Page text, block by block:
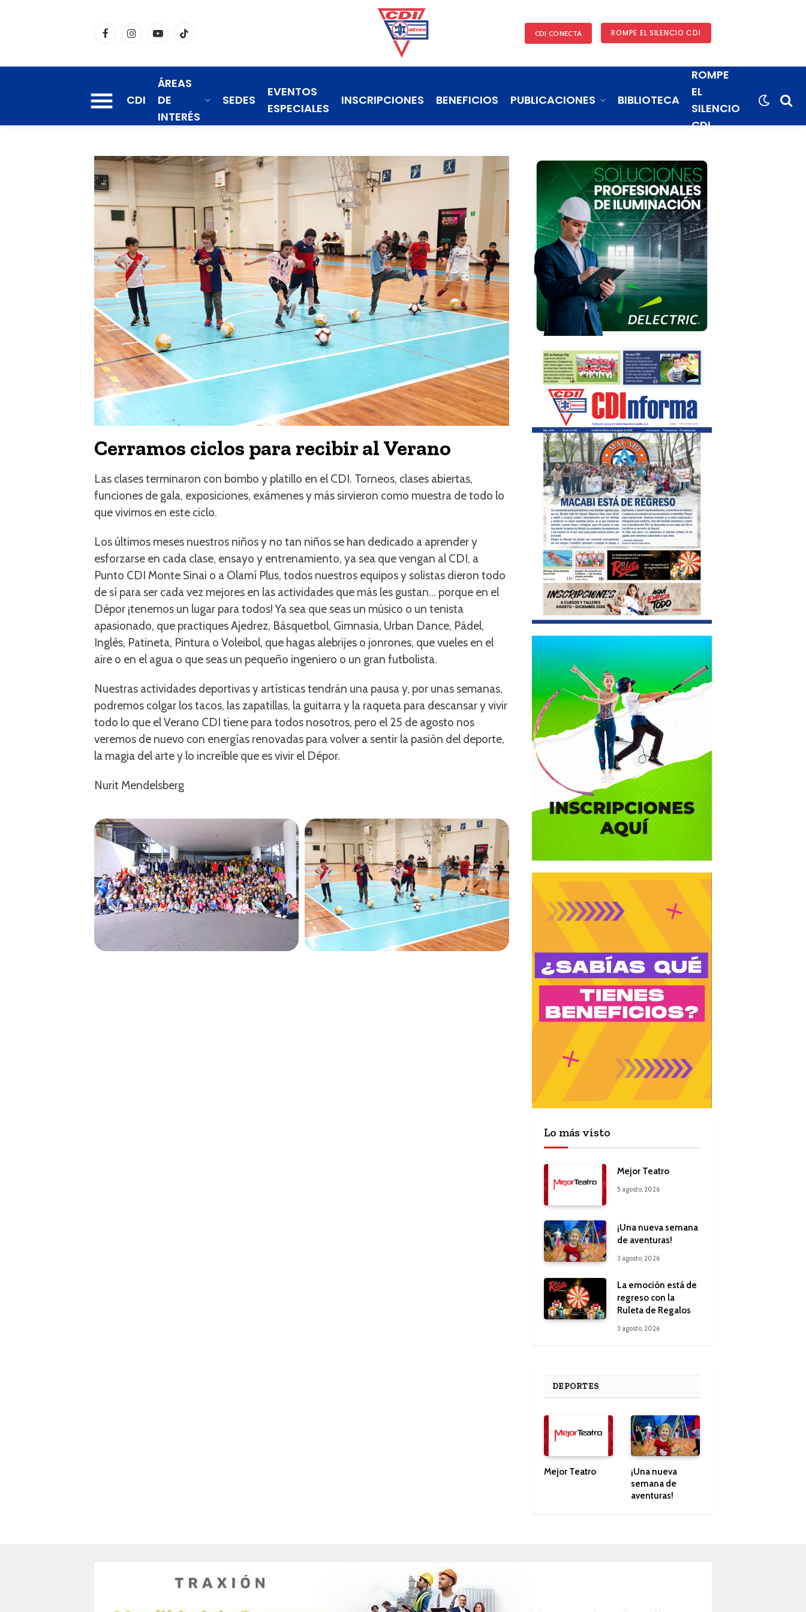
FacebookInstagramYouTubeTikTok CDI CONECTA ROMPE EL SILENCIO CDI
CDI
ÁREAS
DE
INTERÉS
SEDES
EVENTOS
ESPECIALES
INSCRIPCIONES BENEFICIOS PUBLICACIONES BIBLIOTECA
ROMPE
EL
SILENCIO
CDI
Cerramos ciclos para recibir al Verano
Las clases terminaron con bombo y platillo en el CDI. Torneos, clases abiertas,
funciones de gala, exposiciones, exámenes y más sirvieron como muestra de todo lo
que vivimos en este ciclo.
Los últimos meses nuestros niños y no tan niños se han dedicado a aprender y
esforzarse en cada clase, ensayo y entrenamiento, ya sea que vengan al CDI, a
Punto CDI Monte Sinai o a Olamí Plus, todos nuestros equipos y solistas dieron todo
de sí para ser cada vez mejores en las actividades que más les gustan… porque en el
Dépor ¡tenemos un lugar para todos! Ya sea que seas un músico o un tenista
apasionado, que practiques Ajedrez, Básquetbol, Gimnasia, Urban Dance, Pádel,
Inglés, Patineta, Pintura o Voleibol, que hagas alebrijes o jonrones, que vueles en el
aire o en el agua o que seas un pequeño ingeniero o un gran futbolista.
Nuestras actividades deportivas y artísticas tendrán una pausa y, por unas semanas,
podremos colgar los tacos, las zapatillas, la guitarra y la raqueta para descansar y vivir
todo lo que el Verano CDI tiene para todos nosotros, pero el 25 de agosto nos
veremos de nuevo con energías renovadas para volver a sentir la pasión del deporte,
la magia del arte y lo increíble que es vivir el Dépor.
Nurit Mendelsberg
Lo más visto
Mejor Teatro
5 agosto, 2026
¡Una nueva semana
de aventuras!
3 agosto, 2026
La emoción está de
regreso con la
Ruleta de Regalos
3 agosto, 2026
DEPORTES
Mejor Teatro
¡Una nueva
semana de
aventuras!